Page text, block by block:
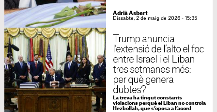
Adrià Asbert
Dissabte, 2 de maig de 2026 - 15:35
Trump anuncia
l’extensió de l’alto el foc
entre Israel i el Líban
tres setmanes més:
per què genera
dubtes?
La treva ha tingut constants
violacions perquè el Líban no controla
Hezbollah, que s’oposa a l’acord